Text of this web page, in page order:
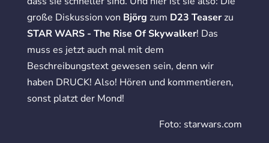
große Diskussion von Björg zum D23 Teaserzu
STAR WARS - The Rise Of Skywalker! Das
muss es jetzt auch mal mit dem
Beschreibungstext gewesen sein, denn wir
haben DRUCK! Also! Hören und kommentieren,
sonst platzt der Mond!
Foto: starwars.com